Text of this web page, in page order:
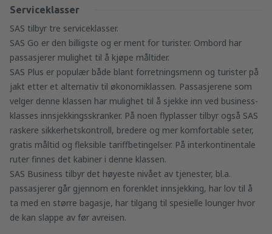
Serviceklasser
SAS tilbyr tre serviceklasser.
SAS Go er den billigste og er ment for turister. Ombord har
passasjerer mulighet til å kjøpe måltider.
SAS Plus er populær både blant forretningsmenn og turister på
jakt etter et alternativ til økonomiklassen. Passasjerene som
velger denne klassen har mulighet til å sjekke inn ved business-
klasses innsjekkingsskranker. På noen flyplasser tilbyr også SAS
raskere sikkerhetskontroll, bredere og mer komfortable seter,
gratis måltid og fleksible tariffbetingelser. På interkontinentale
ruter finnes det kabiner i denne klassen.
SAS Business tilbyr det høyeste nivået av tjenester, bl.a.
passasjerer går gjennom en forenklet innsjekking, har lov til å
ta med en større bagasje, har tilgang til spesielle lounger hvor
de kan slappe av før avreisen.